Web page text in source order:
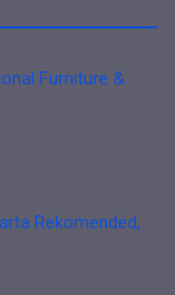
Furniture &
Rekomended,